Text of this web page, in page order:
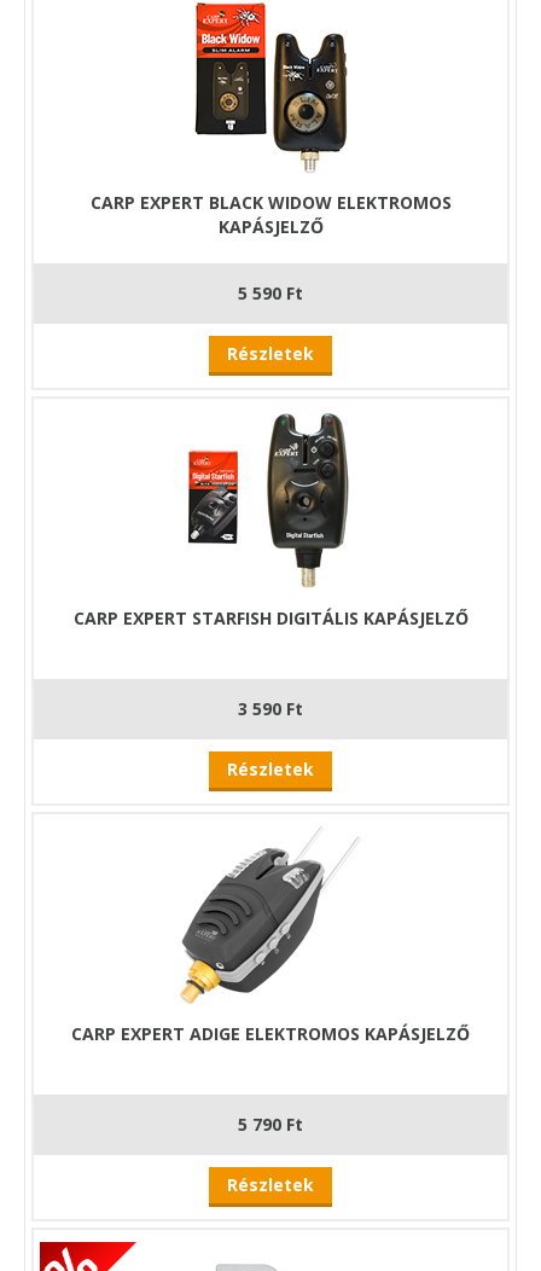
CARP EXPERT BLACK WIDOW ELEKTROMOS
KAPÁSJELZŐ
5 590 Ft
Részletek
CARP EXPERT STARFISH DIGITÁLIS KAPÁSJELZŐ
3 590 Ft
Részletek
CARP EXPERT ADIGE ELEKTROMOS KAPÁSJELZŐ
5 790 Ft
Részletek